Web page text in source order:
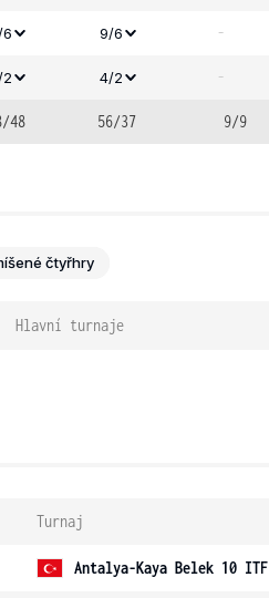
9/6 -
4/2 -
48 56/37 9/9
čtyřhry
Hlavní turnaje
Turnaj
Antalya-Kaya Belek 10 ITF